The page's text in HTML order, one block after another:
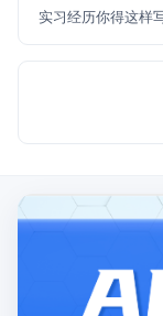
实习经历你得这样